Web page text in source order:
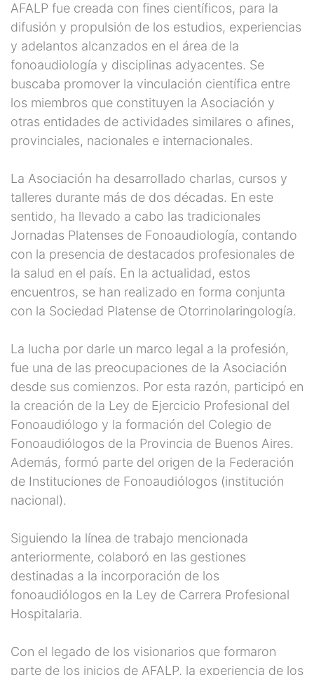
AFALP fue creada con fines científicos, para la
difusión y propulsión de los estudios, experiencias
y adelantos alcanzados en el área de la
fonoaudiología y disciplinas adyacentes. Se
buscaba promover la vinculación científica entre
los miembros que constituyen la Asociación y
otras entidades de actividades similares o afines,
provinciales, nacionales e internacionales.
La Asociación ha desarrollado charlas, cursos y
talleres durante más de dos décadas. En este
sentido, ha llevado a cabo las tradicionales
Jornadas Platenses de Fonoaudiología, contando
con la presencia de destacados profesionales de
la salud en el país. En la actualidad, estos
encuentros, se han realizado en forma conjunta
con la Sociedad Platense de Otorrinolaringología.
La lucha por darle un marco legal a la profesión,
fue una de las preocupaciones de la Asociación
desde sus comienzos. Por esta razón, participó en
la creación de la Ley de Ejercicio Profesional del
Fonoaudiólogo y la formación del Colegio de
Fonoaudiólogos de la Provincia de Buenos Aires.
Además, formó parte del origen de la Federación
de Instituciones de Fonoaudiólogos (institución
nacional).
Siguiendo la línea de trabajo mencionada
anteriormente, colaboró en las gestiones
destinadas a la incorporación de los
fonoaudiólogos en la Ley de Carrera Profesional
Hospitalaria.
Con el legado de los visionarios que formaron
parte de los inicios de AFALP, la experiencia de los